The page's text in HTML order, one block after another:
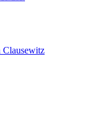
Clausewitz